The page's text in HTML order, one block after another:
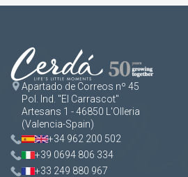
Apartado de Correos nº 45
Pol. Ind. "El Carrascot"
Artesans 1 - 46850 L'Olleria
(Valencia-Spain)
+34 962 200 502
+39 0694 806 334
+33 249 880 967